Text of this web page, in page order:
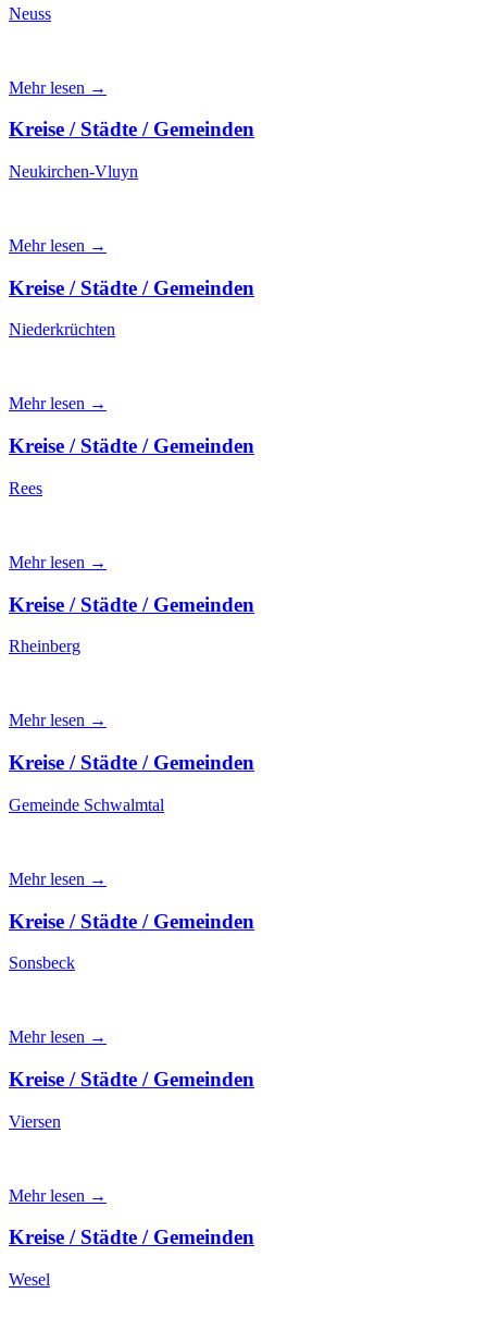
Neuss
Mehr lesen →
Kreise / Städte / Gemeinden
Neukirchen-Vluyn
Mehr lesen →
Kreise / Städte / Gemeinden
Niederkrüchten
Mehr lesen →
Kreise / Städte / Gemeinden
Rees
Mehr lesen →
Kreise / Städte / Gemeinden
Rheinberg
Mehr lesen →
Kreise / Städte / Gemeinden
Gemeinde Schwalmtal
Mehr lesen →
Kreise / Städte / Gemeinden
Sonsbeck
Mehr lesen →
Kreise / Städte / Gemeinden
Viersen
Mehr lesen →
Kreise / Städte / Gemeinden
Wesel